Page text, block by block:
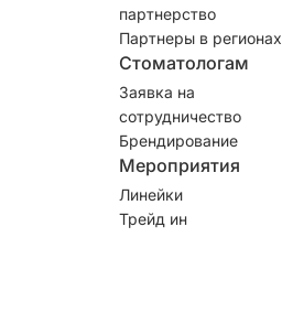
партнерство
Партнеры в регионах
Стоматологам
Заявка на
сотрудничество
Брендирование
Мероприятия
Линейки
Трейд ин